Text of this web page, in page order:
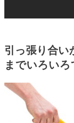
引っ張り合い
までいろいろ